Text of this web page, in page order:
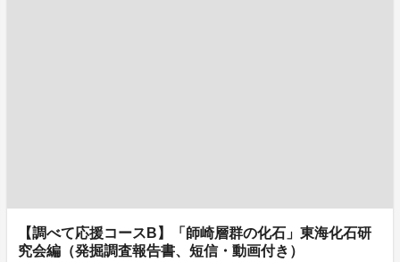
【調べて応援コースB】「師崎層群の化石」東海化石研
究会編（発掘調査報告書、短信・動画付き）